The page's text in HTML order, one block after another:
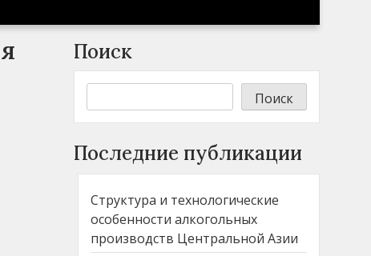
Поиск
Поиск
Последние публикации
Структура и технологические
особенности алкогольных
производств Центральной Азии